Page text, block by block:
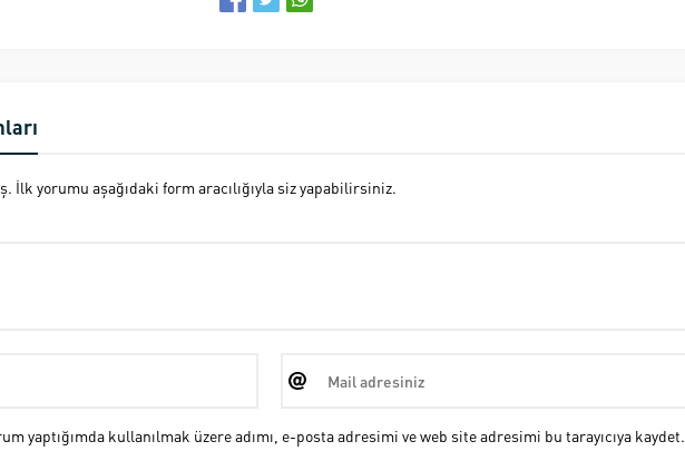
İlk yorumu aşağıdaki form aracılığıyla siz yapabilirsiniz.
yaptığımda kullanılmak üzere adımı, e-posta adresimi ve web site adresimi bu tarayıcıya kaydet.